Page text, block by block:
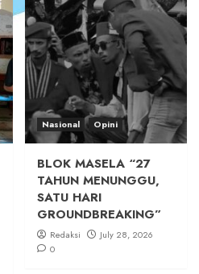
Nasional Opini
BLOK MASELA “27
TAHUN MENUNGGU,
SATU HARI
GROUNDBREAKING”
Redaksi
July 28, 2026
0